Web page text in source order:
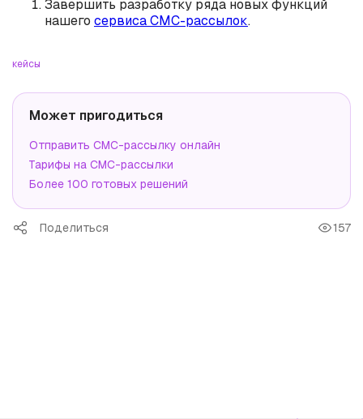
Завершить разработку ряда новых функций
нашего сервиса СМС-рассылок.
кейсы
Может пригодиться
Отправить СМС-рассылку онлайн
Тарифы на СМС-рассылки
Более 100 готовых решений
Поделиться 157